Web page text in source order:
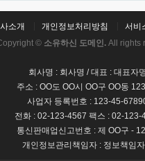
소개 개인정보처리방침
서비
© 소유하신 도메인. All rights
회사명 : 회사명 / 대표 : 대표자
주소 : OO도 OO시 OO구 OO동
사업자 등록번호 : 123-45-
전화 : 02-123-4567 팩스 : 02-123-
통신판매업신고번호 : 제 OO구 -
개인정보관리책임자 : 정보책임